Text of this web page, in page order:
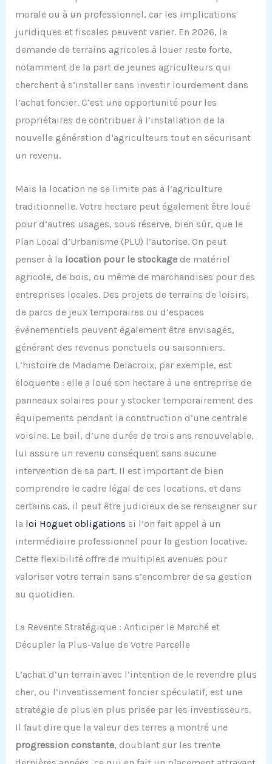
morale ou à un professionnel, car les implications
juridiques et fiscales peuvent varier. En 2026, la
demande de terrains agricoles à louer reste forte,
notamment de la part de jeunes agriculteurs qui
cherchent à s’installer sans investir lourdement dans
l’achat foncier. C’est une opportunité pour les
propriétaires de contribuer à l’installation de la
nouvelle génération d’agriculteurs tout en sécurisant
un revenu.
Mais la location ne se limite pas à l’agriculture
traditionnelle. Votre hectare peut également être loué
pour d’autres usages, sous réserve, bien sûr, que le
Plan Local d’Urbanisme (PLU) l’autorise. On peut
penser à la location pour le stockagede matériel
agricole, de bois, ou même de marchandises pour des
entreprises locales. Des projets de terrains de loisirs,
de parcs de jeux temporaires ou d’espaces
événementiels peuvent également être envisagés,
générant des revenus ponctuels ou saisonniers.
L’histoire de Madame Delacroix, par exemple, est
éloquente : elle a loué son hectare à une entreprise de
panneaux solaires pour y stocker temporairement des
équipements pendant la construction d’une centrale
voisine. Le bail, d’une durée de trois ans renouvelable,
lui assure un revenu conséquent sans aucune
intervention de sa part. Il est important de bien
comprendre le cadre légal de ces locations, et dans
certains cas, il peut être judicieux de se renseigner sur
la loi Hoguet obligations si l’on fait appel à un
intermédiaire professionnel pour la gestion locative.
Cette flexibilité offre de multiples avenues pour
valoriser votre terrain sans s’encombrer de sa gestion
au quotidien.
La Revente Stratégique : Anticiper le Marché et
Décupler la Plus-Value de Votre Parcelle
L’achat d’un terrain avec l’intention de le revendre plus
cher, ou l’investissement foncier spéculatif, est une
stratégie de plus en plus prisée par les investisseurs.
Il faut dire que la valeur des terres a montré une
progression constante, doublant sur les trente